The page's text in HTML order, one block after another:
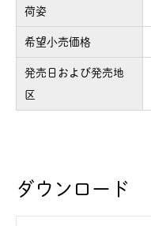
荷姿
希望小売価格
発売日および発売地
区
ダウンロード